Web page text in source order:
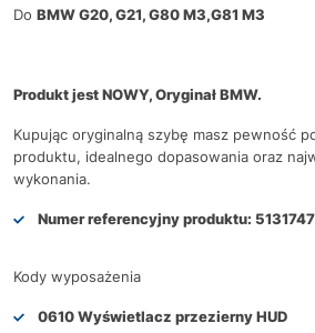
Do BMW G20, G21, G80 M3,G81 M3
Produkt jest NOWY, Oryginał BMW.
Kupując oryginalną szybę masz pewność
produktu, idealnego dopasowania oraz
wykonania.
Numer referencyjny produktu:
Kody wyposażenia
0610 Wyświetlacz przezierny HUD